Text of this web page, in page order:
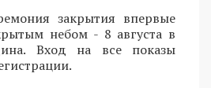
закрытия впервые
небом - 8 августа в
Вход на все показы